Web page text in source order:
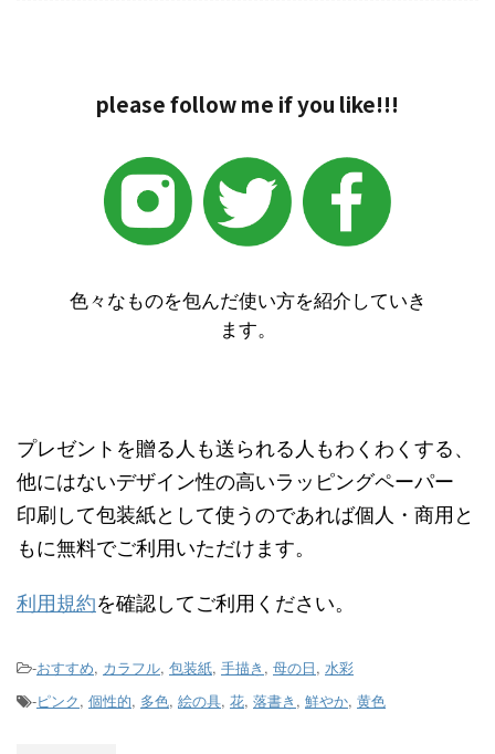
please follow me if you like!!!
色々なものを包んだ使い方を紹介していき
ます。
プレゼントを贈る人も送られる人もわくわくする、
他にはないデザイン性の高いラッピングペーパー
印刷して包装紙として使うのであれば個人・商用と
もに無料でご利用いただけます。
利用規約を確認してご利用ください。
-おすすめ, カラフル, 包装紙, 手描き , 母の日, 水彩
-ピンク, 個性的, 多色, 絵の具, 花, 落書き , 鮮やか, 黄色